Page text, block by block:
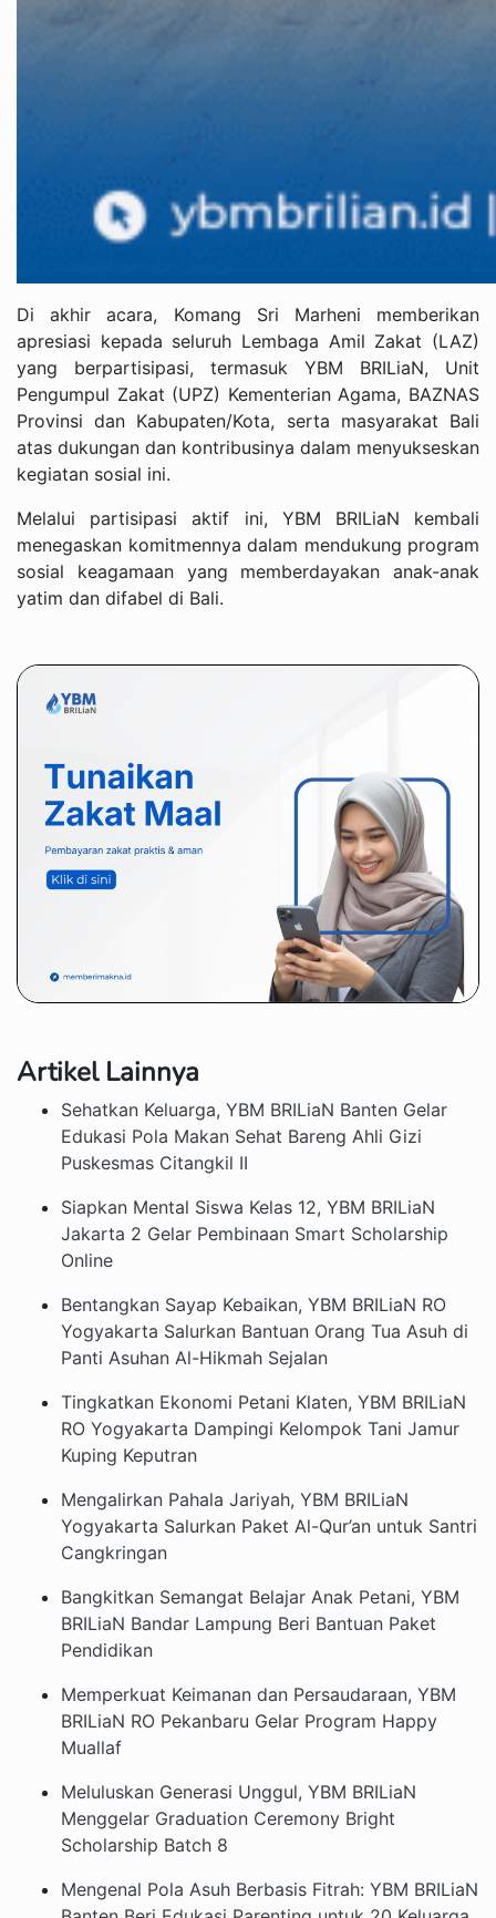
Di akhir acara, Komang Sri Marheni memberikan
apresiasi kepada seluruh Lembaga Amil Zakat (LAZ)
yang berpartisipasi, termasuk YBM BRILiaN, Unit
Pengumpul Zakat (UPZ) Kementerian Agama, BAZNAS
Provinsi dan Kabupaten/Kota, serta masyarakat Bali
atas dukungan dan kontribusinya dalam menyukseskan
kegiatan sosial ini.
Melalui partisipasi aktif ini, YBM BRILiaN kembali
menegaskan komitmennya dalam mendukung program
sosial keagamaan yang memberdayakan anak-anak
yatim dan difabel di Bali.
Artikel Lainnya
Sehatkan Keluarga, YBM BRILiaN Banten Gelar
Edukasi Pola Makan Sehat Bareng Ahli Gizi
Puskesmas Citangkil II
Siapkan Mental Siswa Kelas 12, YBM BRILiaN
Jakarta 2 Gelar Pembinaan Smart Scholarship
Online
Bentangkan Sayap Kebaikan, YBM BRILiaN RO
Yogyakarta Salurkan Bantuan Orang Tua Asuh di
Panti Asuhan Al-Hikmah Sejalan
Tingkatkan Ekonomi Petani Klaten, YBM BRILiaN
RO Yogyakarta Dampingi Kelompok Tani Jamur
Kuping Keputran
Mengalirkan Pahala Jariyah, YBM BRILiaN
Yogyakarta Salurkan Paket Al-Qur’an untuk Santri
Cangkringan
Bangkitkan Semangat Belajar Anak Petani, YBM
BRILiaN Bandar Lampung Beri Bantuan Paket
Pendidikan
Memperkuat Keimanan dan Persaudaraan, YBM
BRILiaN RO Pekanbaru Gelar Program Happy
Muallaf
Meluluskan Generasi Unggul, YBM BRILiaN
Menggelar Graduation Ceremony Bright
Scholarship Batch 8
Mengenal Pola Asuh Berbasis Fitrah: YBM BRILiaN